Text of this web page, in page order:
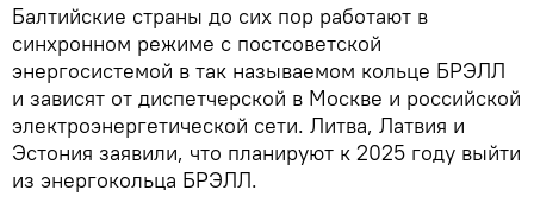
Балтийские страны до сих пор работают в
синхронном режиме с постсоветской
энергосистемой в так называемом кольце БРЭЛЛ
и зависят от диспетчерской в Москве и российской
электроэнергетической сети. Литва, Латвия и
Эстония заявили, что планируют к 2025 году выйти
из энергокольца БРЭЛЛ.